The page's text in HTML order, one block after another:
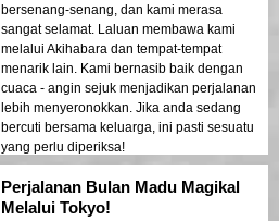
bersenang-senang, dan kami merasa
sangat selamat. Laluan membawa kami
melalui Akihabara dan tempat-tempat
menarik lain. Kami bernasib baik dengan
cuaca - angin sejuk menjadikan perjalanan
lebih menyeronokkan. Jika anda sedang
bercuti bersama keluarga, ini pasti sesuatu
yang perlu diperiksa!
Perjalanan Bulan Madu Magikal
Melalui Tokyo!